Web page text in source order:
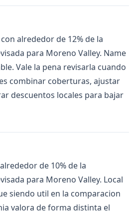
alrededor de 12% de la
para Moreno Valley. Name
Vale la pena revisarla cuando
combinar coberturas, ajustar
descuentos locales para bajar
de 10% de la
para Moreno Valley. Local
siendo util en la comparacion
valora de forma distinta el